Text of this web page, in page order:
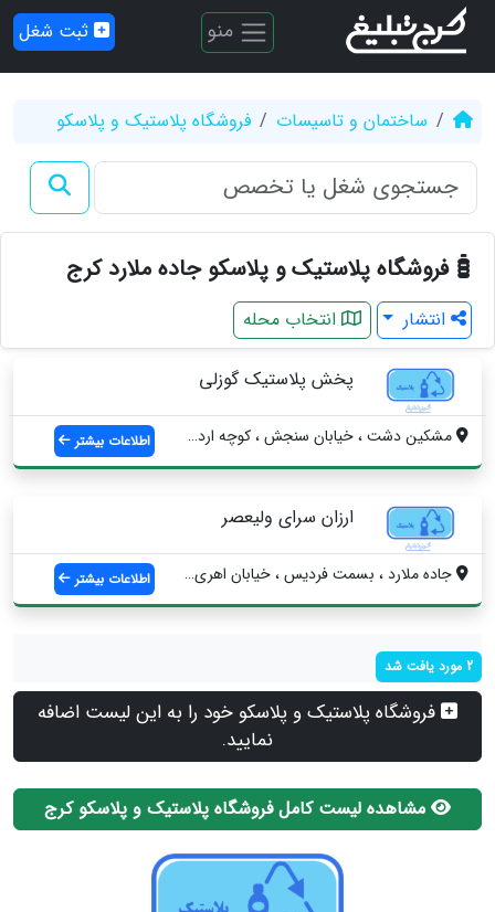
منو ثبت شغل
ساختمان و تاسیسات فروشگاه پلاستیک و پلاسکو
فروشگاه پلاستیک و پلاسکو جاده ملارد کرج
انتشار انتخاب محله
پخش پلاستیک گوزلی
مشکین دشت ، خیابان سنجش ، کوچه اردلان1 اطلاعات بیشتر
ارزان سرای ولیعصر
جاده ملارد ، بسمت فردیس ، خیابان اهری ، ... اطلاعات بیشتر
2 مورد یافت شد
فروشگاه پلاستیک و پلاسکو خود را به این لیست اضافه
نمایید.
مشاهده لیست کامل فروشگاه پلاستیک و پلاسکو کرج